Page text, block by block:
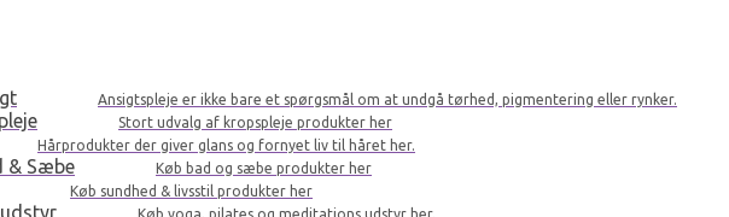
Ansigtspleje er ikke bare et spørgsmål om at undgå tørhed, pigmentering eller rynker.
Stort udvalg af kropspleje produkter her
Hårprodukter der giver glans og fornyet liv til håret her.
& Sæbe Køb bad og sæbe produkter her
Køb sundhed & livsstil produkter her